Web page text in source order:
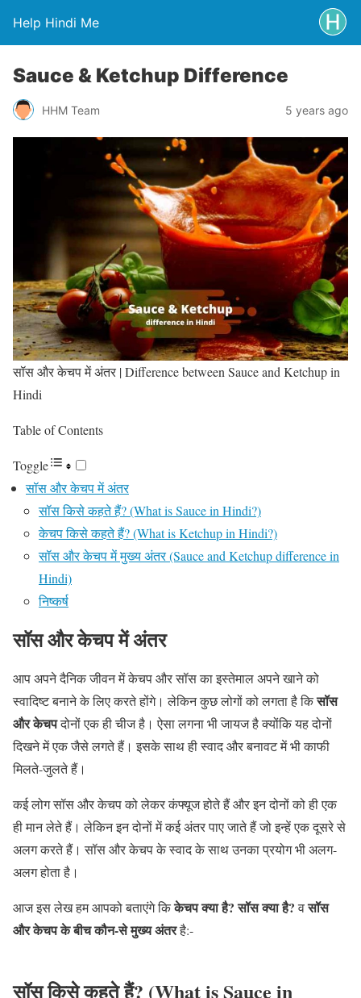
Help Hindi Me
Sauce & Ketchup Difference
HHM Team 5 years ago
सॉस और केचप में अंतर | Difference between Sauce and Ketchup in
Hindi
Table of Contents
Toggle
सॉस और केचप में अंतर
सॉस किसे कहते हैं? (What is Sauce in Hindi?)
केचप किसे कहते हैं? (What is Ketchup in Hindi?)
सॉस और केचप में मुख्य अंतर (Sauce and Ketchup difference in
Hindi)
निष्कर्ष
सॉस और केचप में अंतर
आप अपने दैनिक जीवन में केचप और सॉस का इस्तेमाल अपने खाने को
स्वादिष्ट बनाने के लिए करते होंगे। लेकिन कुछ लोगों को लगता है किसॉस
और केचपदोनों एक ही चीज है। ऐसा लगना भी जायज है क्योंकि यह दोनों
दिखने में एक जैसे लगते हैं। इसके साथ ही स्वाद और बनावट में भी काफी
मिलते-जुलते हैं।
कई लोग सॉस और केचप को लेकर कंफ्यूज होते हैं और इन दोनों को ही एक
ही मान लेते हैं। लेकिन इन दोनों में कई अंतर पाए जाते हैं जो इन्हें एक दूसरे से
अलग करते हैं। सॉस और केचप के स्वाद के साथ उनका प्रयोग भी अलग-
अलग होता है।
आज इस लेख हम आपको बताएंगे किकेचप क्या है? सॉस क्या है?वसॉस
और केचप के बीच कौन-से मुख्य अंतरहै:-
सॉस किसे कहते हैं? (What is Sauce in